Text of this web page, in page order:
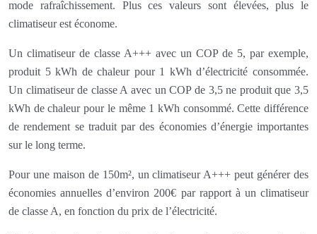
mode rafraîchissement. Plus ces valeurs sont élevées, plus le
climatiseur est économe.
Un climatiseur de classe A+++ avec un COP de 5, par exemple,
produit 5 kWh de chaleur pour 1 kWh d’électricité consommée.
Un climatiseur de classe A avec un COP de 3,5 ne produit que 3,5
kWh de chaleur pour le même 1 kWh consommé. Cette différence
de rendement se traduit par des économies d’énergie importantes
sur le long terme.
Pour une maison de 150m², un climatiseur A+++ peut générer des
économies annuelles d’environ 200€ par rapport à un climatiseur
de classe A, en fonction du prix de l’électricité.